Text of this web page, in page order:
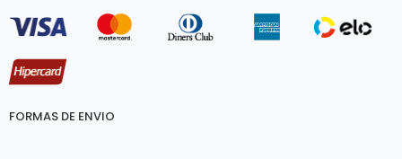
FORMAS DE ENVIO